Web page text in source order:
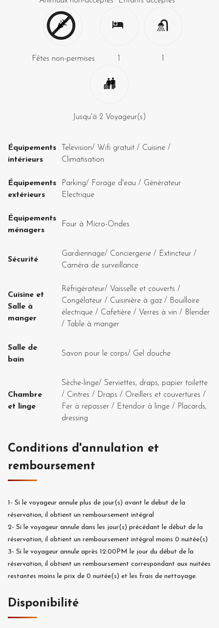
Fêtes non-permises 1 1
Jusqu'à 2 Voyageur(s)
Équipements
intérieurs
Television/ Wifi gratuit / Cuisine /
Climatisation
Équipements
extérieurs
Parking/ Forage d'eau / Générateur
Electrique
Équipements
ménagers
Four à Micro-Ondes
Sécurité
Gardiennage/ Conciergerie / Extincteur /
Caméra de surveillance
Cuisine et
Salle à
manger
Réfrigérateur/ Vaisselle et couverts /
Congélateur / Cuisinière à gaz / Bouilloire
électrique / Cafetière / Verres à vin / Blender
/
Table à manger
Salle de
bain
Savon pour le corps/ Gel douche
Chambre
et linge
Sèche-linge/ Serviettes, draps, papier toilette
/ Cintres / Draps / Oreillers et couvertures /
Fer à repasser / Etendoir à linge / Placards,
dressing
Conditions d'annulation et
remboursement
1- Si le voyageur annule plus de jour(s) avant le debut de la
réservation, il obtient un remboursement intégral
2- Si le voyageur annule dans les jour(s) précédant le début de la
réservation, il obtient un remboursement intégral moins 0 nuitée(s)
3- Si le voyageur annule après 12:00PM le jour du début de la
réservation, il obtient un remboursement correspondant aux nuitées
restantes moins le prix de 0 nuitée(s) et les frais de nettoyage.
Disponibilité